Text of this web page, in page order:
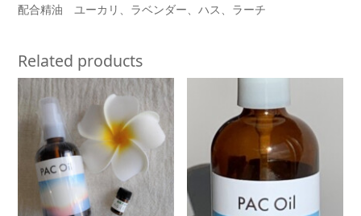
配合精油 ユーカリ、ラベンダー、ハス、ラーチ
Related products